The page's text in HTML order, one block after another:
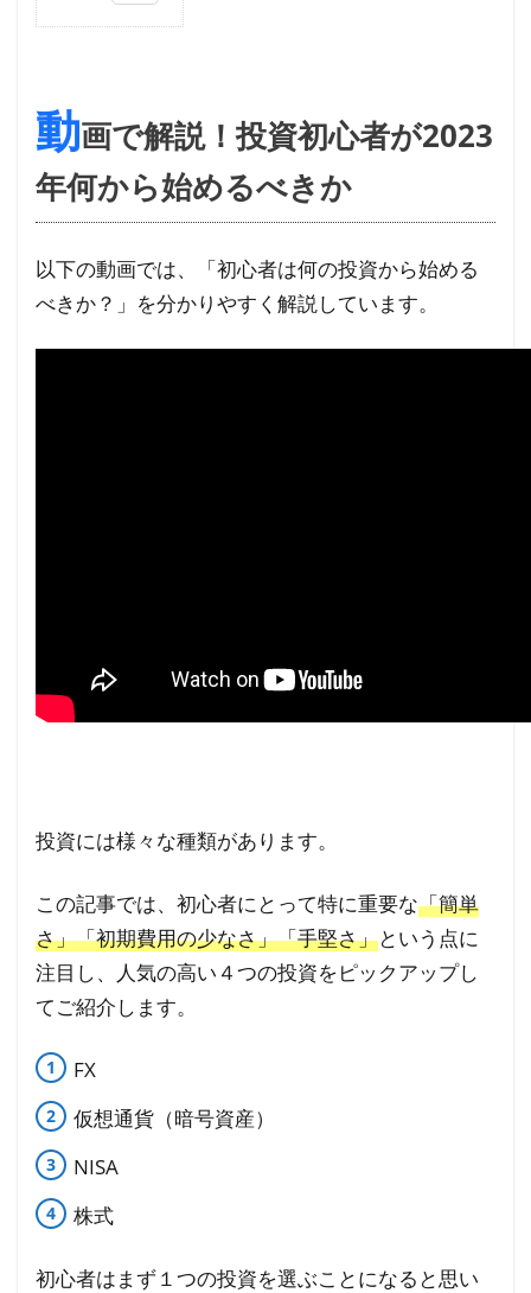
説！
投資
初心
者が
年何
から
始め
るべ
2.1
FXの
デメ
ト
3
初心
者に
すめ
資②
仮想
（暗
産）
動画で解説！投資初心者が2023
年何から始めるべきか
以下の動画では、「初心者は何の投資から始める
べきか？」を分かりやすく解説しています。
投資には様々な種類があります。
この記事では、初心者にとって特に重要な「簡単
さ」「初期費用の少なさ」「手堅さ」という点に
注目し、人気の高い４つの投資をピックアップし
てご紹介します。
FX
仮想通貨（暗号資産）
NISA
株式
初心者はまず１つの投資を選ぶことになると思い